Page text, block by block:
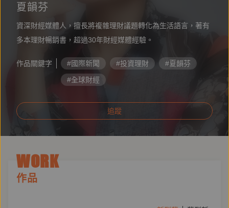
夏韻芬
資深財經媒體人，擅長將複雜理財議題轉化為生活語言，著有
多本理財暢銷書，超過30年財經媒體經驗。
作品關鍵字 #國際新聞 #投資理財
#夏韻芬
#全球財經
追蹤
WORK
作品